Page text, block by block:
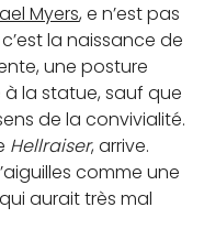
Myers, e n’est pas
la naissance de
une posture
à la statue, sauf que
de la convivialité.
Hellraiser, arrive.
comme une
aurait très mal